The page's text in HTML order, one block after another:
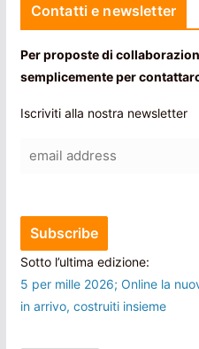
Contatti e newsletter
Per proposte di
semplicemente per
Iscriviti alla nostra newsletter
Sotto l’ultima edizione:
5 per mille 2026; Online la
in arrivo, costruiti insieme